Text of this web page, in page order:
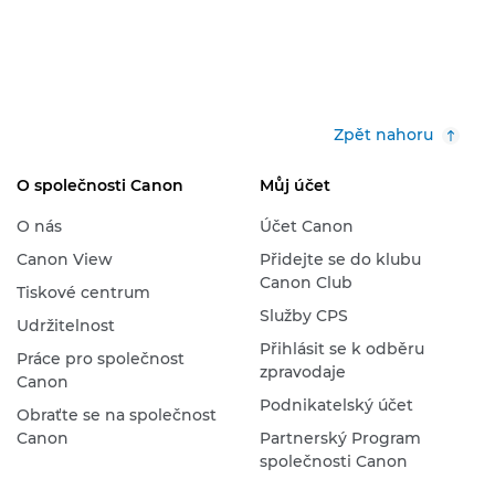
Zpět nahoru
O společnosti Canon
O nás
Canon View
Tiskové centrum
Udržitelnost
Práce pro společnost
Canon
Obraťte se na společnost
Canon
Můj účet
Účet Canon
Přidejte se do klubu
Canon Club
Služby CPS
Přihlásit se k odběru
zpravodaje
Podnikatelský účet
Partnerský Program
společnosti Canon